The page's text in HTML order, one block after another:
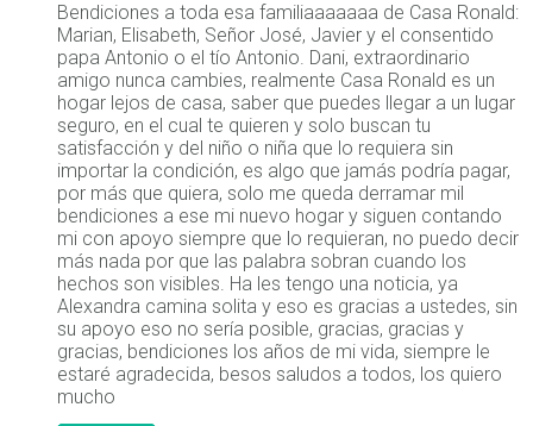
Bendiciones a toda esa familiaaaaaaa de Casa Ronald:
Marian, Elisabeth, Señor José, Javier y el consentido
papa Antonio o el tío Antonio. Dani, extraordinario
amigo nunca cambies, realmente Casa Ronald es un
hogar lejos de casa, saber que puedes llegar a un lugar
seguro, en el cual te quieren y solo buscan tu
satisfacción y del niño o niña que lo requiera sin
importar la condición, es algo que jamás podría pagar,
por más que quiera, solo me queda derramar mil
bendiciones a ese mi nuevo hogar y siguen contando
mi con apoyo siempre que lo requieran, no puedo decir
más nada por que las palabra sobran cuando los
hechos son visibles. Ha les tengo una noticia, ya
Alexandra camina solita y eso es gracias a ustedes, sin
su apoyo eso no sería posible, gracias, gracias y
gracias, bendiciones los años de mi vida, siempre le
estaré agradecida, besos saludos a todos, los quiero
mucho